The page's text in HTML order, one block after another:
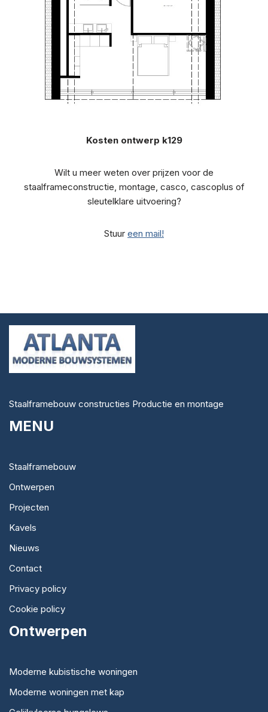
Kosten ontwerp k129
Wilt u meer weten over prijzen voor de
staalframeconstructie, montage, casco, cascoplus of
sleutelklare uitvoering?
Stuur een mail!
Staalframebouw constructies Productie en montage
MENU
Staalframebouw
Ontwerpen
Projecten
Kavels
Nieuws
Contact
Privacy policy
Cookie policy
Ontwerpen
Moderne kubistische woningen
Moderne woningen met kap